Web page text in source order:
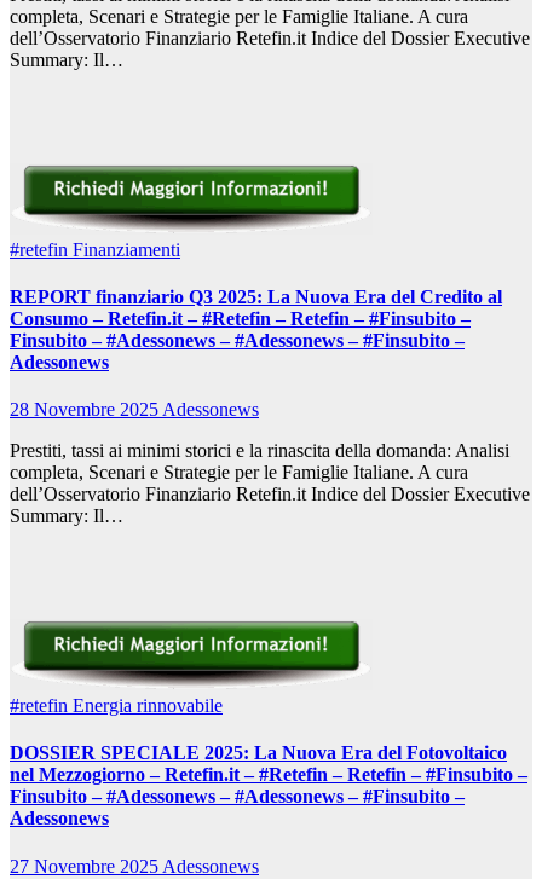
completa, Scenari e Strategie per le Famiglie Italiane. A cura
dell’Osservatorio Finanziario Retefin.it Indice del Dossier Executive
Summary: Il…
#retefin Finanziamenti
REPORT finanziario Q3 2025: La Nuova Era del Credito al
Consumo – Retefin.it – #Retefin – Retefin – #Finsubito –
Finsubito – #Adessonews – #Adessonews – #Finsubito –
Adessonews
28 Novembre 2025 Adessonews
Prestiti, tassi ai minimi storici e la rinascita della domanda: Analisi
completa, Scenari e Strategie per le Famiglie Italiane. A cura
dell’Osservatorio Finanziario Retefin.it Indice del Dossier Executive
Summary: Il…
#retefin Energia rinnovabile
DOSSIER SPECIALE 2025: La Nuova Era del Fotovoltaico
nel Mezzogiorno – Retefin.it – #Retefin – Retefin – #Finsubito –
Finsubito – #Adessonews – #Adessonews – #Finsubito –
Adessonews
27 Novembre 2025 Adessonews